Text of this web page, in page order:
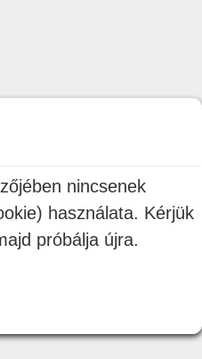
nincsenek
használata. Kérjük
próbálja újra.